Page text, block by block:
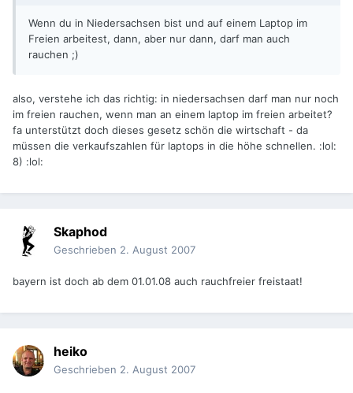
Wenn du in Niedersachsen bist und auf einem Laptop im
Freien arbeitest, dann, aber nur dann, darf man auch
rauchen ;)
also, verstehe ich das richtig: in niedersachsen darf man nur noch
im freien rauchen, wenn man an einem laptop im freien arbeitet?
fa unterstützt doch dieses gesetz schön die wirtschaft - da
müssen die verkaufszahlen für laptops in die höhe schnellen. :lol:
8) :lol:
Skaphod
Geschrieben 2. August 2007
bayern ist doch ab dem 01.01.08 auch rauchfreier freistaat!
heiko
Geschrieben 2. August 2007